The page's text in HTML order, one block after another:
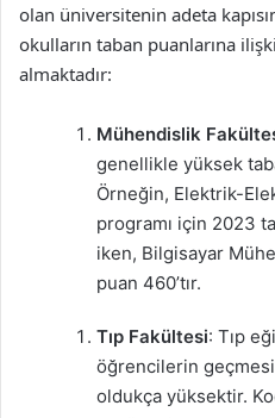
olan üniversitenin adeta
okulların taban puanlarına
almaktadır:
Mühendislik
genellikle yüksek
Örneğin, Elektrik-
programı için 2023
iken, Bilgisayar
puan 460’tır.
Tıp Fakültesi: Tıp
öğrencilerin
oldukça yüksektir.